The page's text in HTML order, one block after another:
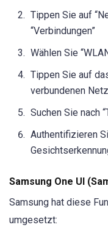
Tippen Sie auf
“Verbindungen”
Wählen Sie
Tippen Sie auf
verbundenen
Suchen Sie nach
Authentifizieren
Samsung One UI
Samsung hat diese
umgesetzt: